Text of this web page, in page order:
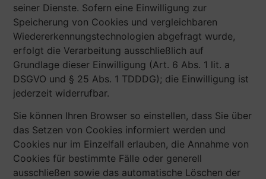
seiner Dienste. Sofern eine Einwilligung zur
Speicherung von Cookies und vergleichbaren
Wiedererkennungstechnologien abgefragt wurde,
erfolgt die Verarbeitung ausschließlich auf
Grundlage dieser Einwilligung (Art. 6 Abs. 1 lit. a
DSGVO und § 25 Abs. 1 TDDDG); die Einwilligung ist
jederzeit widerrufbar.
Sie können Ihren Browser so einstellen, dass Sie über
das Setzen von Cookies informiert werden und
Cookies nur im Einzelfall erlauben, die Annahme von
Cookies für bestimmte Fälle oder generell
ausschließen sowie das automatische Löschen der